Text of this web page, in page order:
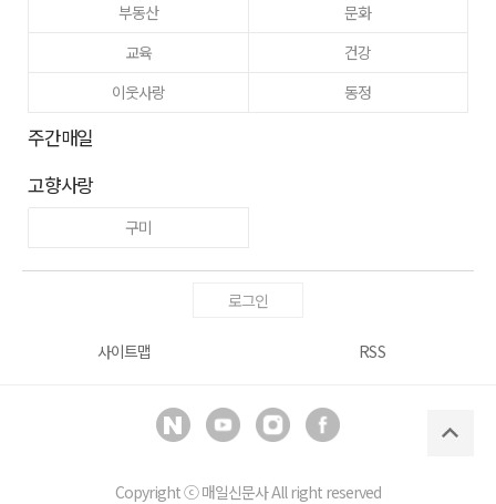
부동산
문화
교육
건강
이웃사랑
동정
주간매일
고향사랑
구미
로그인
사이트맵 RSS
Copyright ⓒ매일신문사All right reserved